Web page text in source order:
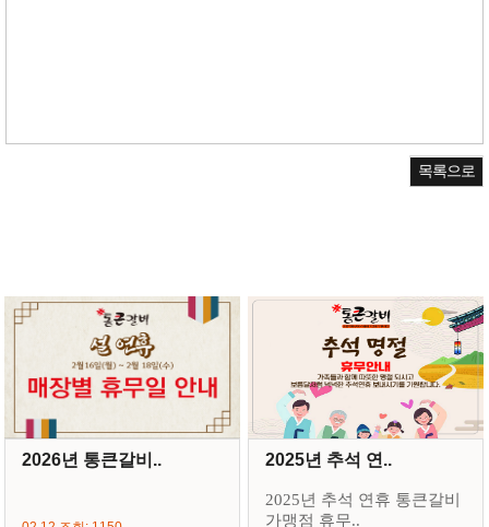
목록으로
2026년 통큰갈비.. 2025년 추석 연..
2025년 추석 연휴 통큰갈비
가맹점 휴무..